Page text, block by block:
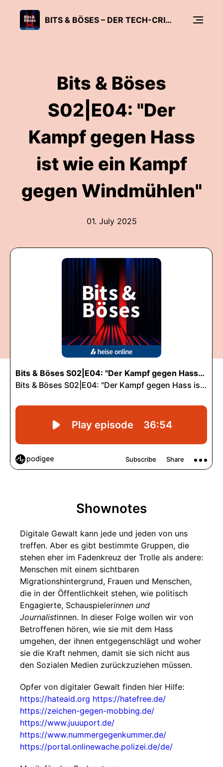
BITS & BÖSES – DER TECH-CRIME-PODCAST
Bits & Böses
S02|E04: "Der
Kampf gegen Hass
ist wie ein Kampf
gegen Windmühlen"
01. July 2025
Shownotes
Digitale Gewalt kann jede und jeden von uns
treffen. Aber es gibt bestimmte Gruppen, die
stehen eher im Fadenkreuz der Trolle als andere:
Menschen mit einem sichtbaren
Migrationshintergrund, Frauen und Menschen,
die in der Öffentlichkeit stehen, wie politisch
Engagierte, Schauspielerinnen und
Journalistinnen. In dieser Folge wollen wir von
Betroffenen hören, wie sie mit dem Hass
umgehen, der ihnen entgegenschlägt und woher
sie die Kraft nehmen, damit sie sich nicht aus
den Sozialen Medien zurückzuziehen müssen.
Opfer von digitaler Gewalt finden hier Hilfe:
https://hateaid.org https://hatefree.de/
https://zeichen-gegen-mobbing.de/
https://www.juuuport.de/
https://www.nummergegenkummer.de/
https://portal.onlinewache.polizei.de/de/